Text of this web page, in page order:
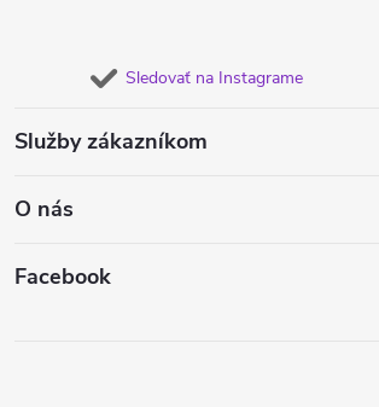
Sledovať na Instagrame
Služby zákazníkom
O nás
Facebook